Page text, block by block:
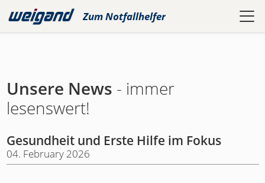
ZumNotfallhelfer
Unsere News - immer
lesenswert!
Gesundheit und Erste Hilfe im Fokus
04. February 2026